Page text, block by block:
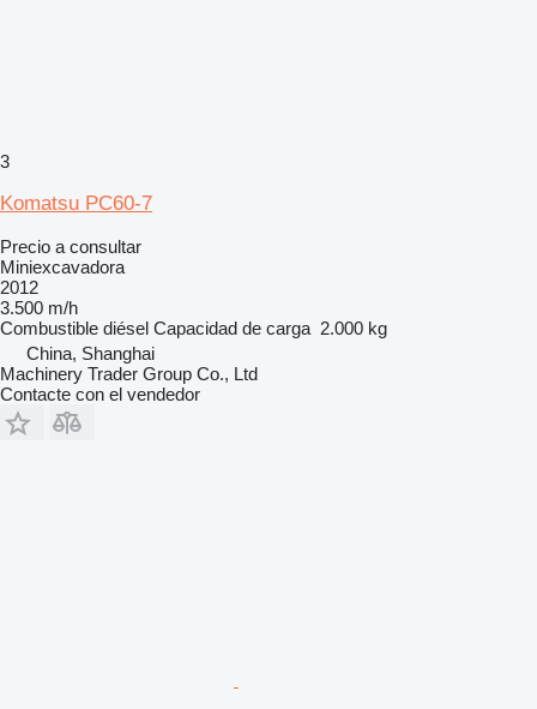
3
Komatsu PC60-7
Precio a consultar
Miniexcavadora
2012
3.500 m/h
Combustible diésel Capacidad de carga 2.000 kg
China, Shanghai
Machinery Trader Group Co., Ltd
Contacte con el vendedor